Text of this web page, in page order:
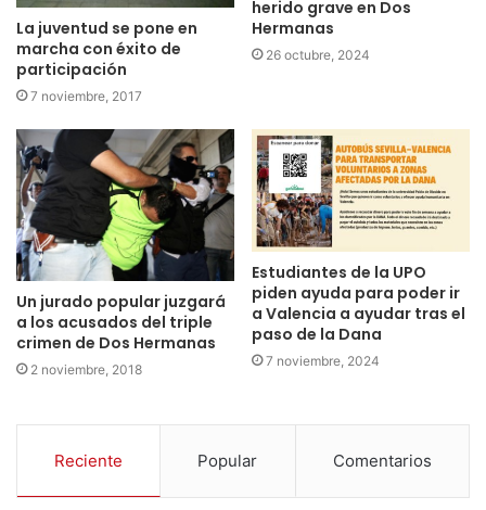
La juventud se pone en
marcha con éxito de
participación
7 noviembre, 2017
herido grave en Dos
Hermanas
26 octubre, 2024
Un jurado popular juzgará
a los acusados del triple
crimen de Dos Hermanas
2 noviembre, 2018
Estudiantes de la UPO
piden ayuda para poder ir
a Valencia a ayudar tras el
paso de la Dana
7 noviembre, 2024
Reciente Popular Comentarios